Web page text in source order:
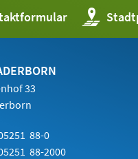
(Öffnet
in
einem
33
88-0
88-2000